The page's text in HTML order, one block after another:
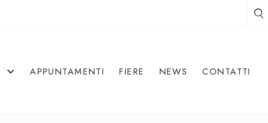
APPUNTAMENTI FIERE NEWS CONTATTI